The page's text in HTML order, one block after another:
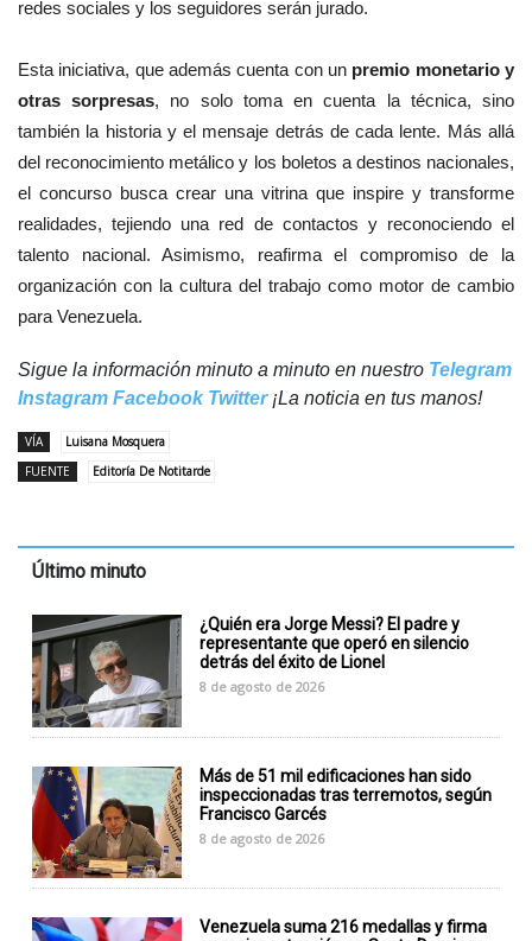
redes sociales y los seguidores serán jurado.
Esta iniciativa, que además cuenta con un premio monetario y
otras sorpresas, no solo toma en cuenta la técnica, sino
también la historia y el mensaje detrás de cada lente. Más allá
del reconocimiento metálico y los boletos a destinos nacionales,
el concurso busca crear una vitrina que inspire y transforme
realidades, tejiendo una red de contactos y reconociendo el
talento nacional. Asimismo, reafirma el compromiso de la
organización con la cultura del trabajo como motor de cambio
para Venezuela.
Sigue la información minuto a minuto en nuestro Telegram
Instagram Facebook Twitter¡La noticia en tus manos!
VÍA
Luisana Mosquera
FUENTE
Editoría De Notitarde
Último minuto
¿Quién era Jorge Messi? El padre y
representante que operó en silencio
detrás del éxito de Lionel
8 de agosto de 2026
Más de 51 mil edificaciones han sido
inspeccionadas tras terremotos, según
Francisco Garcés
8 de agosto de 2026
Venezuela suma 216 medallas y firma